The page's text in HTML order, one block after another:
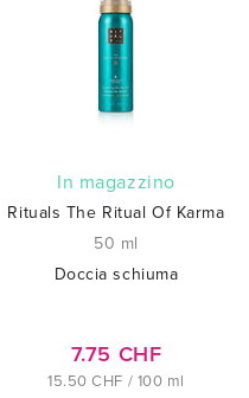
In magazzino
Rituals The Ritual Of Karma
50 ml
Doccia schiuma
7.75 CHF
15.50 CHF / 100 ml